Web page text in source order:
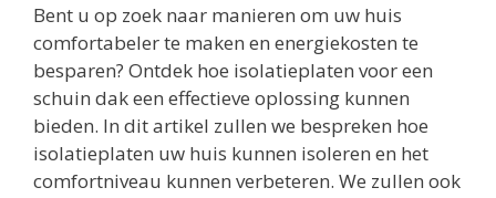
Bent u op zoek naar manieren om uw huis
comfortabeler te maken en energiekosten te
besparen? Ontdek hoe isolatieplaten voor een
schuin dak een effectieve oplossing kunnen
bieden. In dit artikel zullen we bespreken hoe
isolatieplaten uw huis kunnen isoleren en het
comfortniveau kunnen verbeteren. We zullen ook